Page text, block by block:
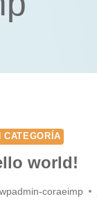
CATEGORÍA
world!
wpadmin-coraeimp